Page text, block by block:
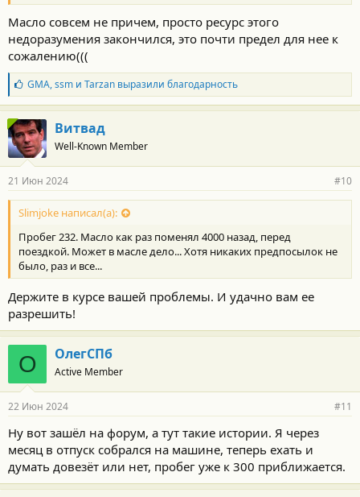
Масло совсем не причем, просто ресурс этого
недоразумения закончился, это почти предел для нее к
сожалению(((
Б
л
а
г
о
д
а
н
о
с
и
:
GMA,ssmи Tarzanвыразили благодарность
Витвад
Well-Known Member
21 Июн 2024 #10
Slimjoke написал(а):
Пробег 232. Масло как раз поменял 4000 назад, перед
поездкой. Может в масле дело... Хотя никаких предпосылок не
было, раз и все...
Держите в курсе вашей проблемы. И удачно вам ее
разрешить!
О ОлегСПб
Active Member
22 Июн 2024 #11
Ну вот зашёл на форум, а тут такие истории. Я через
месяц в отпуск собрался на машине, теперь ехать и
думать довезёт или нет, пробег уже к 300 приближается.